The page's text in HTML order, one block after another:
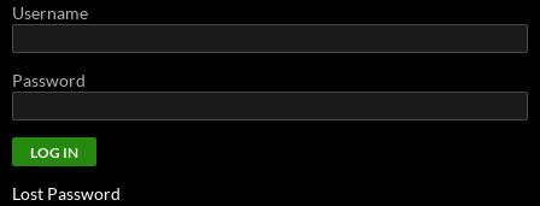
Username
Password
Lost Password